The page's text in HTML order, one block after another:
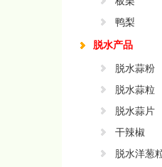
鸭梨
脱水产品
脱水蒜粉
脱水蒜粒
脱水蒜片
干辣椒
脱水洋葱